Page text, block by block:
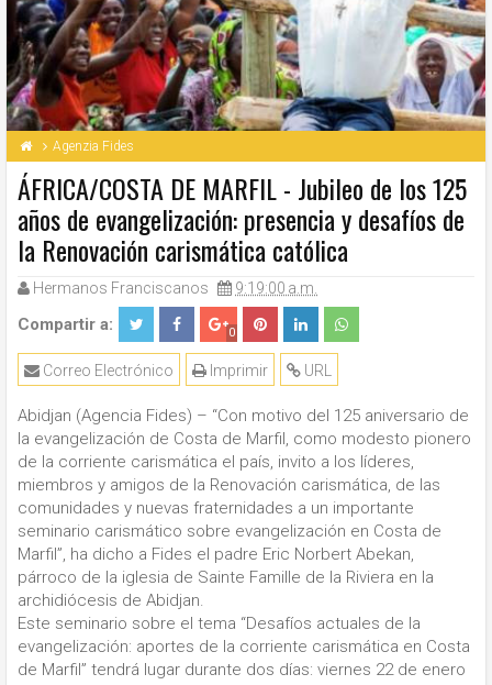
Agenzia Fides
ÁFRICA/COSTA DE MARFIL - Jubileo de los 125
años de evangelización: presencia y desafíos de
la Renovación carismática católica
Hermanos Franciscanos 9:19:00 a.m.
Compartir a: 0
URL
Imprimir
Correo Electrónico
Abidjan (Agencia Fides) – “Con motivo del 125 aniversario de
la evangelización de Costa de Marfil, como modesto pionero
de la corriente carismática el país, invito a los líderes,
miembros y amigos de la Renovación carismática, de las
comunidades y nuevas fraternidades a un importante
seminario carismático sobre evangelización en Costa de
Marfil”, ha dicho a Fides el padre Eric Norbert Abekan,
párroco de la iglesia de Sainte Famille de la Riviera en la
archidiócesis de Abidjan.
Este seminario sobre el tema “Desafíos actuales de la
evangelización: aportes de la corriente carismática en Costa
de Marfil” tendrá lugar durante dos días: viernes 22 de enero